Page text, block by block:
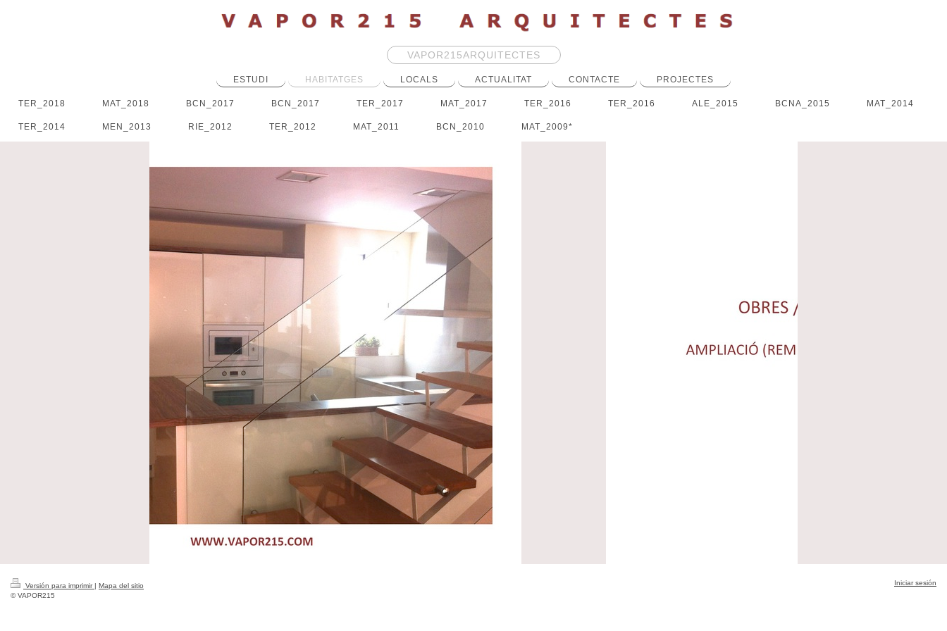
VAPOR215ARQUITECTES
ESTUDI HABITATGES LOCALS ACTUALITAT CONTACTE PROJECTES
TER_2018 MAT_2018 BCN_2017 BCN_2017 TER_2017 MAT_2017 TER_2016 TER_2016 ALE_2015 BCNA_2015 MAT_2014
TER_2014 MEN_2013 RIE_2012 TER_2012 MAT_2011 BCN_2010 MAT_2009*
Versión para imprimir | Mapa del sitio
© VAPOR215
Iniciar sesión